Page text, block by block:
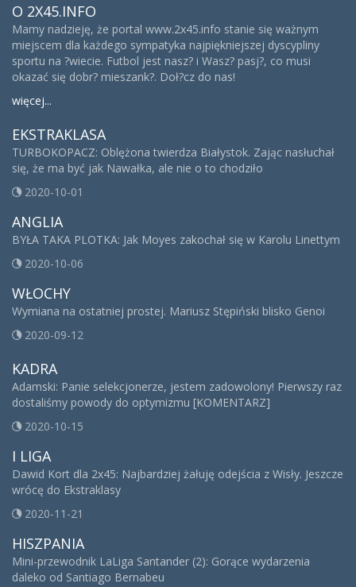
O 2X45.INFO
Mamy nadzieję, że portal www.2x45.info stanie się ważnym
miejscem dla każdego sympatyka najpiękniejszej dyscypliny
sportu na ?wiecie. Futbol jest nasz? i Wasz? pasj?, co musi
okazać się dobr? mieszank?. Doł?cz do nas!
więcej...
EKSTRAKLASA
TURBOKOPACZ: Oblężona twierdza Białystok. Zając nasłuchał
się, że ma być jak Nawałka, ale nie o to chodziło
2020-10-01
ANGLIA
BYŁA TAKA PLOTKA: Jak Moyes zakochał się w Karolu Linettym
2020-10-06
WŁOCHY
Wymiana na ostatniej prostej. Mariusz Stępiński blisko Genoi
2020-09-12
KADRA
Adamski: Panie selekcjonerze, jestem zadowolony! Pierwszy raz
dostaliśmy powody do optymizmu [KOMENTARZ]
2020-10-15
I LIGA
Dawid Kort dla 2x45: Najbardziej żałuję odejścia z Wisły. Jeszcze
wrócę do Ekstraklasy
2020-11-21
HISZPANIA
Mini-przewodnik LaLiga Santander (2): Gorące wydarzenia
daleko od Santiago Bernabeu